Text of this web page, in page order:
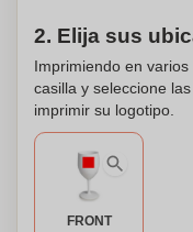
2. Elija sus
Imprimiendo en
casilla y seleccione
imprimir su logotipo.
FRONT